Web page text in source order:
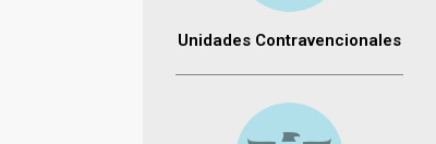
Unidades Contravencionales